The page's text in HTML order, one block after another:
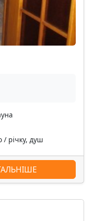
/ річку, душ